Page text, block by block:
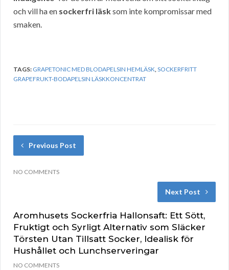
och vill ha en sockerfri läsksom inte kompromissar med
smaken.
TAGS: GRAPETONIC MED BLODAPELSIN HEMLÄSK,SOCKERFRITT
GRAPEFRUKT-BODAPELSIN LÄSKKONCENTRAT
Previous Post
NO COMMENTS
Next Post
Aromhusets Sockerfria Hallonsaft: Ett Sött,
Fruktigt och Syrligt Alternativ som Släcker
Törsten Utan Tillsatt Socker, Idealisk för
Hushållet och Lunchserveringar
NO COMMENTS